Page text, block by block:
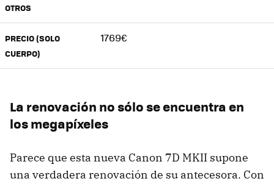
OTROS
PRECIO (SOLO
CUERPO)
1769€
La renovación no sólo se encuentra en
los megapíxeles
Parece que esta nueva Canon 7D MKII supone
una verdadera renovación de su antecesora. Con